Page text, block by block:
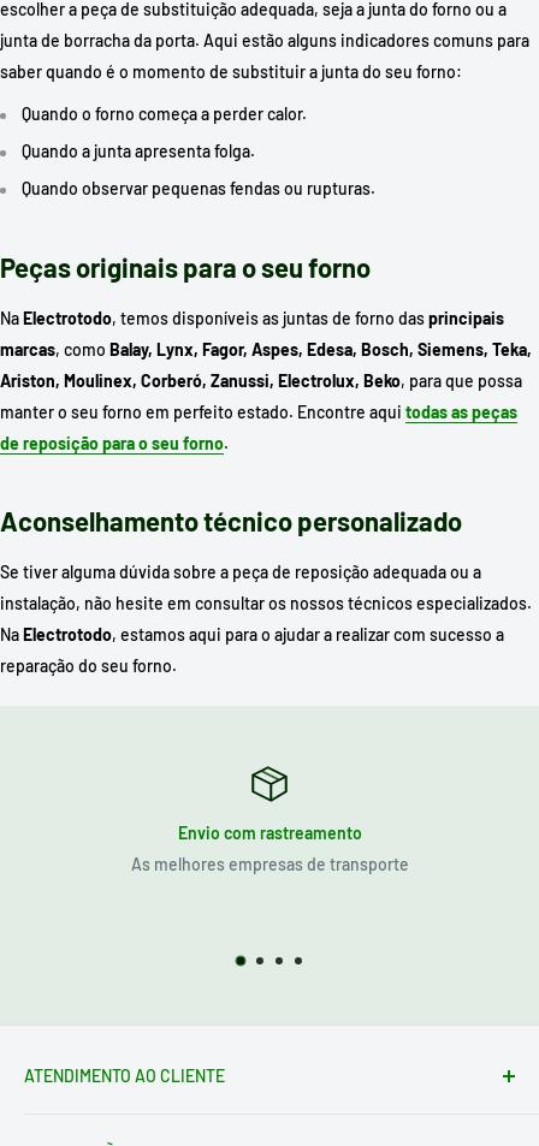
escolher a peça de substituição adequada, seja a junta do forno ou a
junta de borracha da porta. Aqui estão alguns indicadores comuns para
saber quando é o momento de substituir a junta do seu forno:
Quando o forno começa a perder calor.
Quando a junta apresenta folga.
Quando observar pequenas fendas ou rupturas.
Peças originais para o seu forno
NaElectrotodo, temos disponíveis as juntas de forno dasprincipais
marcas, como Balay, Lynx, Fagor, Aspes, Edesa, Bosch, Siemens, Teka,
Ariston, Moulinex, Corberó, Zanussi, Electrolux, Beko, para que possa
manter o seu forno em perfeito estado. Encontre aqui todas as peças
de reposição para o seu forno.
Aconselhamento técnico personalizado
Se tiver alguma dúvida sobre a peça de reposição adequada ou a
instalação, não hesite em consultar os nossos técnicos especializados.
NaElectrotodo, estamos aqui para o ajudar a realizar com sucesso a
reparação do seu forno.
Envio com rastreamento
As melhores empresas de transporte
ATENDIMENTO AO CLIENTE